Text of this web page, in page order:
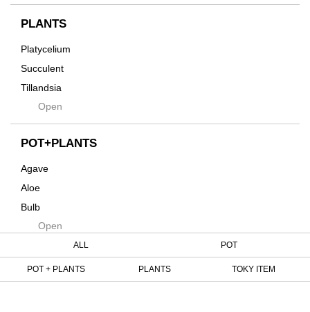
Innocence
Kodama
Native
Progress
Quartz
RAKU
Rock
インテリア・デザイン雑貨
Tシャツ・バッグ
その他
PLANTS
Platycelium
Succulent
Tillandsia
SeedsOpen
POT+PLANTS
Agave
Aloe
Bulb
Cactus
Cycas
Euphorbia
Open
ALL POT
POT + PLANTS PLANTS TOKY ITEM